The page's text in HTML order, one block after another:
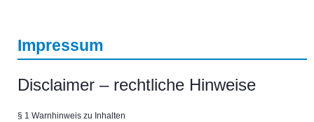
Impressum
Disclaimer – rechtliche Hinweise
§ 1 Warnhinweis zu Inhalten